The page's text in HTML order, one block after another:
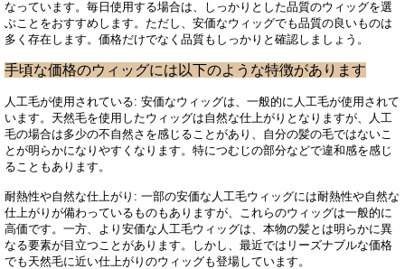
なっています。毎日使用する場合は、しっかりとした品質のウィッグを選
ぶことをおすすめします。ただし、安価なウィッグでも品質の良いものは
多く存在します。価格だけでなく品質もしっかりと確認しましょう。
手頃な価格のウィッグには以下のような特徴があります
人工毛が使用されている: 安価なウィッグは、一般的に人工毛が使用されて
います。天然毛を使用したウィッグは自然な仕上がりとなりますが、人工
毛の場合は多少の不自然さを感じることがあり、自分の髪の毛ではないこ
とが明らかになりやすくなります。特につむじの部分などで違和感を感じ
ることもあります。
耐熱性や自然な仕上がり: 一部の安価な人工毛ウィッグには耐熱性や自然な
仕上がりが備わっているものもありますが、これらのウィッグは一般的に
高価です。一方、より安価な人工毛ウィッグは、本物の髪とは明らかに異
なる要素が目立つことがあります。しかし、最近ではリーズナブルな価格
でも天然毛に近い仕上がりのウィッグも登場しています。